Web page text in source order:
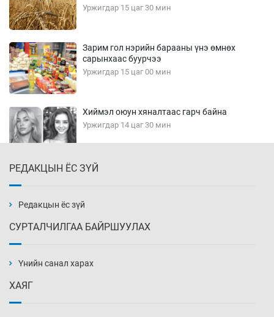
Уржигдар 15 цаг 30 мин
Зарим гол нэрийн барааны үнэ өмнөх
сарынхаас буурчээ
Уржигдар 15 цаг 00 мин
Хиймэл оюун хяналтаас гарч байна
Уржигдар 14 цаг 30 мин
Уржигдар 14 цаг 00 мин
нэмэгджээ
РЕДАКЦЫН ЁС ЗҮЙ
Редакцын ёс зүй
СУРТАЛЧИЛГАА БАЙРШУУЛАХ
Үнийн санал харах
ХАЯГ